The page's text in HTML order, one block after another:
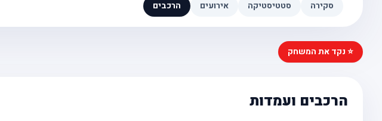
סקירה סטטיסטיקה אירועים הרכבים
⭐ נקד את המשחק
הרכבים ועמדות